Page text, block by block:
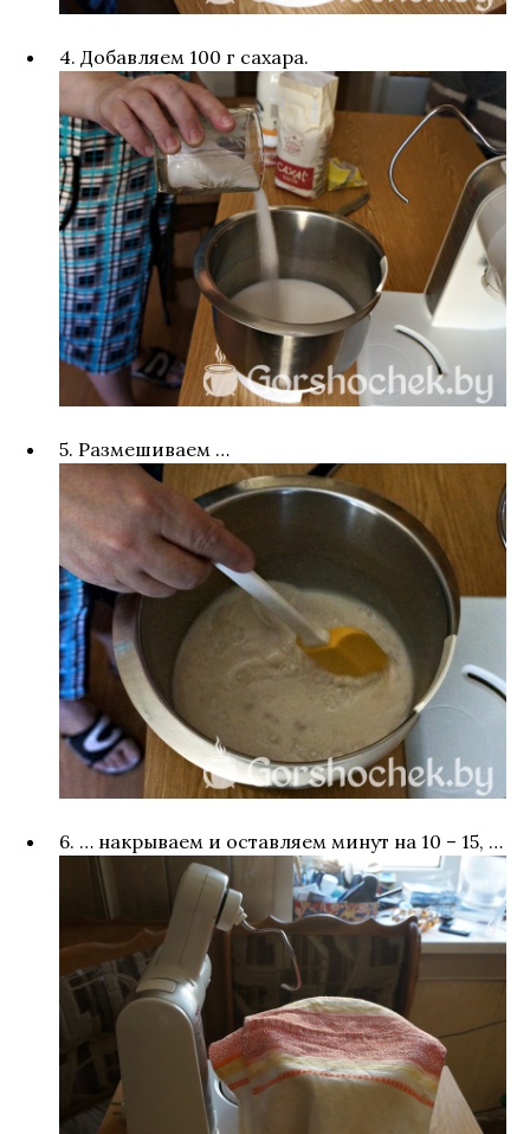
4. Добавляем 100 г сахара.
5. Размешиваем …
6. … накрываем и оставляем минут на 10 – 15, …